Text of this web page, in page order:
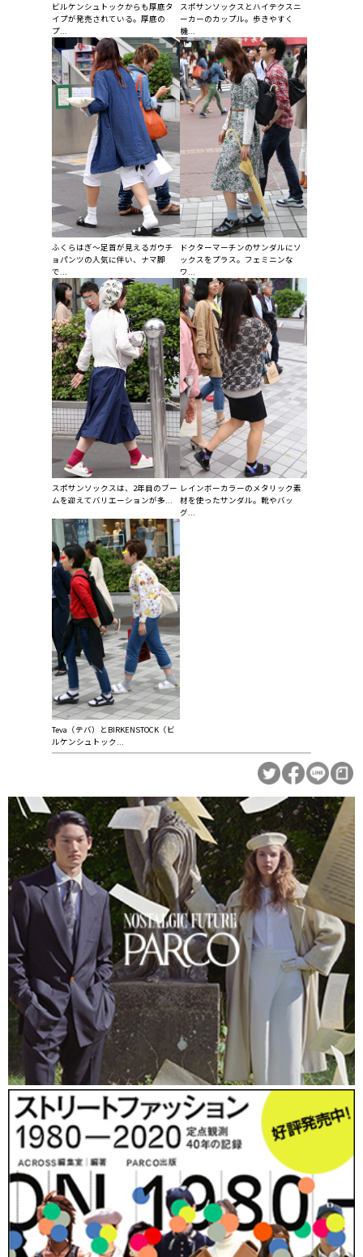
ビルケンシュトックからも厚底タ
イプが発売されている。厚底の
プ...
スポサンソックスとハイテクスニ
ーカーのカップル。歩きやすく
機...
ふくらはぎ～足首が見えるガウチ
ョパンツの人気に伴い、ナマ脚
で...
ドクターマーチンのサンダルにソ
ックスをプラス。フェミニンな
ワ...
スポサンソックスは、2年目のブー
ムを迎えてバリエーションが多...
レインボーカラーのメタリック素
材を使ったサンダル。靴やバッ
グ...
Teva（テバ）とBIRKENSTOCK（ビ
ルケンシュトック...